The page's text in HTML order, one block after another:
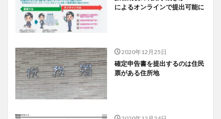
によるオンラインで提出可能に
2020年12月25日
確定申告書を提出するのは住民
票がある住所地